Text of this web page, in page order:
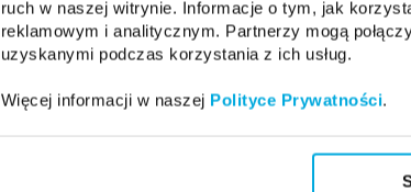
ruch w naszej witrynie. Informacje o tym, jak
reklamowym i analitycznym. Partnerzy mogą
uzyskanymi podczas korzystania z ich usług.
Więcej informacji w naszej Polityce Prywatności.